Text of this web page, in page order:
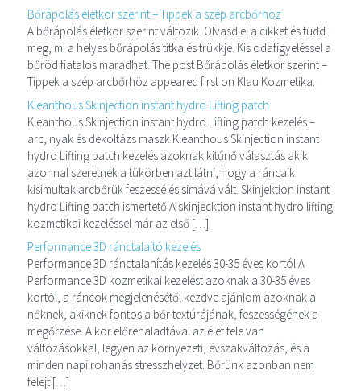
Bőrápolás életkor szerint – Tippek a szép arcbőrhöz
A bőrápolás életkor szerint változik. Olvasd el a cikket és tudd
meg, mi a helyes bőrápolás titka és trükkje. Kis odafigyeléssel a
bőröd fiatalos maradhat. The post Bőrápolás életkor szerint –
Tippek a szép arcbőrhöz appeared first on Klau Kozmetika.
Kleanthous Skinjection instant hydro Lifting patch
Kleanthous Skinjection instant hydro Lifting patch kezelés –
arc, nyak és dekoltázs maszk Kleanthous Skinjection instant
hydro Lifting patch kezelés azoknak kitűnő választás akik
azonnal szeretnék a tükörben azt látni, hogy a ráncaik
kisimultak arcbőrük feszessé és simává vált. Skinjektion instant
hydro Lifting patch ismertető A skinjecktion instant hydro lifting
kozmetikai kezeléssel már az első […]
Performance 3D ránctalaító kezelés
Performance 3D ránctalanítás kezelés 30-35 éves kortól A
Performance 3D kozmetikai kezelést azoknak a 30-35 éves
kortól, a ráncok megjelenésétől kezdve ajánlom azoknak a
nőknek, akiknek fontos a bőr textúrájának, feszességének a
megőrzése. A kor előrehaladtával az élet tele van
változásokkal, legyen az környezeti, évszakváltozás, és a
minden napi rohanás stresszhelyzet. Bőrünk azonban nem
felejt […]